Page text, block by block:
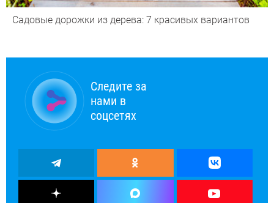
Садовые дорожки из дерева: 7 красивых вариантов
Следите за
нами в
соцсетях